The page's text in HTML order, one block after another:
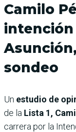
Camilo
intención
sondeo
Un estudio de
de la Lista 1,
carrera por la